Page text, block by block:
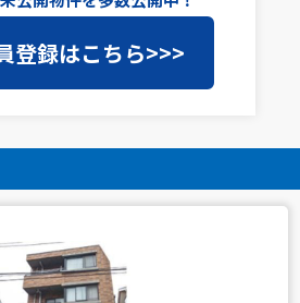
項利用目的の範囲に限って個人情報
があります。この場合、個人情報保
選定し、個人情報の適正管理・機密
交わし、適切な管理を実施させま
の請求
してご自身の個人情報の開示等（利
内容の訂正・追加・削除、利用の停
への提供の停止）に関して、下記の
し出ることができます。その際、当
認させていただいたうえで、合理的
ます。
登録はこちら>>>